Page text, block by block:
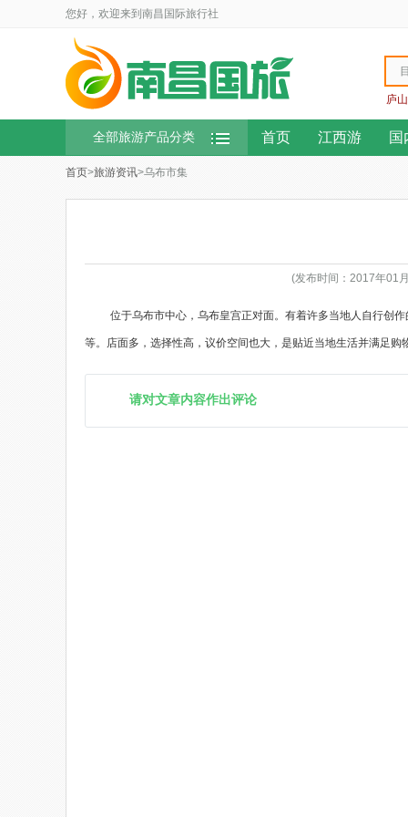
您好，欢迎来到南昌国际旅行社
庐山
全部旅游产品分类 首页 江西游 国
首页>旅游资讯>乌布市集
(发布时间：2017年01
位于乌布市中心，乌布皇宫正对面。有着许多当地人自行创
等。店面多，选择性高，议价空间也大，是贴近当地生活并满足购
请对文章内容作出评论